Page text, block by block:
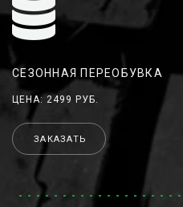
СЕЗОННАЯ ПЕРЕОБУВКА
ЦЕНА: 2499 РУБ.
ЗАКАЗАТЬ